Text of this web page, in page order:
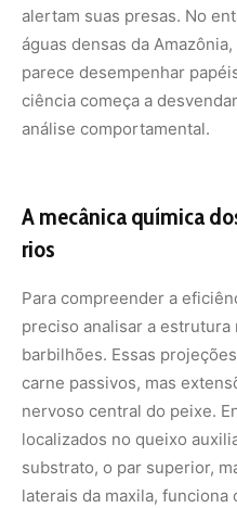
alertam suas presas. No
águas densas da
parece desempenhar
ciência começa a
análise comportamental.
A mecânica química
rios
Para compreender a
preciso analisar a
barbilhões. Essas
carne passivos, mas
nervoso central do peixe.
localizados no queixo
substrato, o par superior,
laterais da maxila,